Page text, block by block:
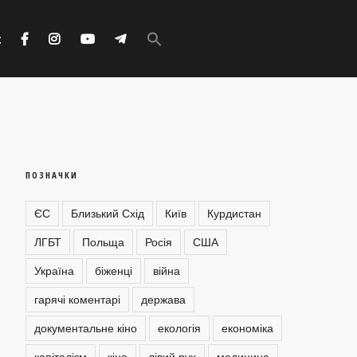
ПОЗНАЧКИ
ЄС Близький Схід Київ
Курдистан
ЛГБТ
Польща Росія
США
Україна
біженці
війна
гарячі коментарі
держава
документальне кіно
екологія
економіка